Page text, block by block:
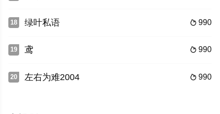
18  990
绿叶私语
19  990
鸢
20  990
左右为难2004